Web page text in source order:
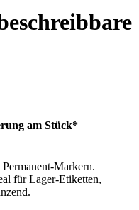
am Stück*
Markern.
für Lager-Etiketten,